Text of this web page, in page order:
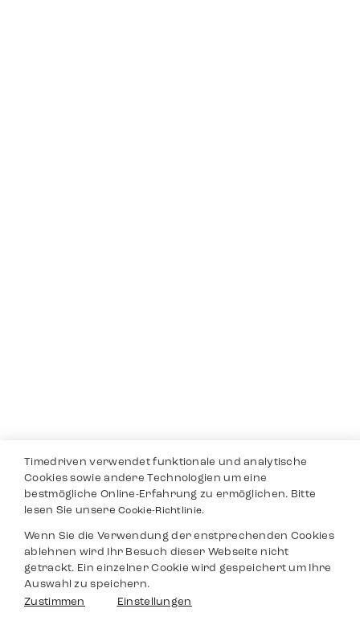
Timedriven verwendet funktionale und analytische
Cookies sowie andere Technologien um eine
bestmögliche Online-Erfahrung zu ermöglichen. Bitte
lesen Sie unsereCookie-Richtlinie.
Wenn Sie die Verwendung der enstprechenden Cookies
ablehnen wird Ihr Besuch dieser Webseite nicht
getrackt. Ein einzelner Cookie wird gespeichert um Ihre
Auswahl zu speichern.
Zustimmen
Einstellungen